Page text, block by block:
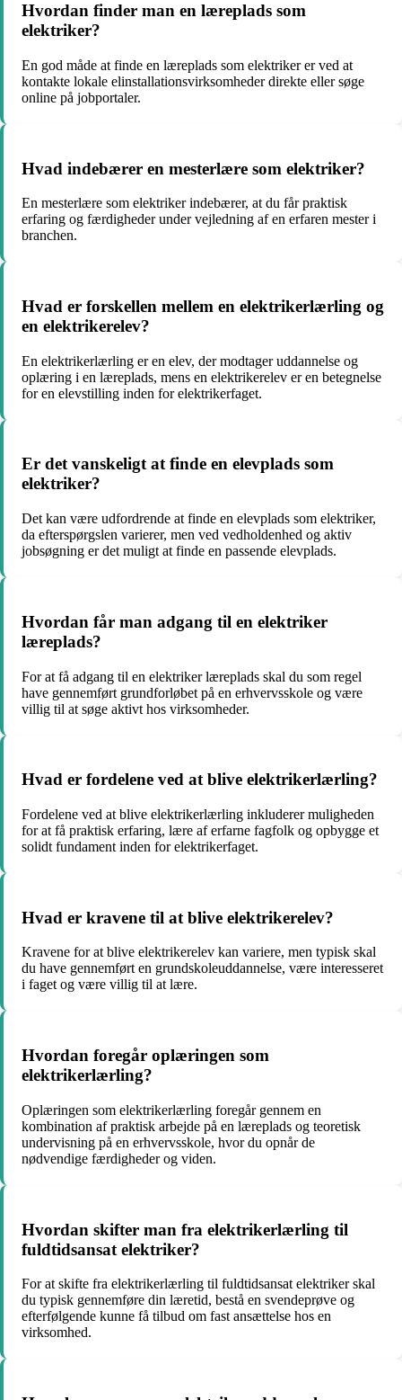
Hvordan finder man en læreplads som
elektriker?
En god måde at finde en læreplads som elektriker er ved at
kontakte lokale elinstallationsvirksomheder direkte eller søge
online på jobportaler.
Hvad indebærer en mesterlære som elektriker?
En mesterlære som elektriker indebærer, at du får praktisk
erfaring og færdigheder under vejledning af en erfaren mester i
branchen.
Hvad er forskellen mellem en elektrikerlærling og
en elektrikerelev?
En elektrikerlærling er en elev, der modtager uddannelse og
oplæring i en læreplads, mens en elektrikerelev er en betegnelse
for en elevstilling inden for elektrikerfaget.
Er det vanskeligt at finde en elevplads som
elektriker?
Det kan være udfordrende at finde en elevplads som elektriker,
da efterspørgslen varierer, men ved vedholdenhed og aktiv
jobsøgning er det muligt at finde en passende elevplads.
Hvordan får man adgang til en elektriker
læreplads?
For at få adgang til en elektriker læreplads skal du som regel
have gennemført grundforløbet på en erhvervsskole og være
villig til at søge aktivt hos virksomheder.
Hvad er fordelene ved at blive elektrikerlærling?
Fordelene ved at blive elektrikerlærling inkluderer muligheden
for at få praktisk erfaring, lære af erfarne fagfolk og opbygge et
solidt fundament inden for elektrikerfaget.
Hvad er kravene til at blive elektrikerelev?
Kravene for at blive elektrikerelev kan variere, men typisk skal
du have gennemført en grundskoleuddannelse, være interesseret
i faget og være villig til at lære.
Hvordan foregår oplæringen som
elektrikerlærling?
Oplæringen som elektrikerlærling foregår gennem en
kombination af praktisk arbejde på en læreplads og teoretisk
undervisning på en erhvervsskole, hvor du opnår de
nødvendige færdigheder og viden.
Hvordan skifter man fra elektrikerlærling til
fuldtidsansat elektriker?
For at skifte fra elektrikerlærling til fuldtidsansat elektriker skal
du typisk gennemføre din læretid, bestå en svendeprøve og
efterfølgende kunne få tilbud om fast ansættelse hos en
virksomhed.